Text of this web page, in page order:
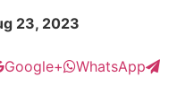
23, 2023
Google+
WhatsApp